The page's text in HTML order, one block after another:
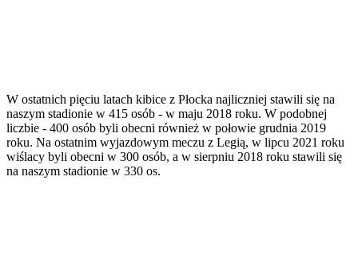
W ostatnich pięciu latach kibice z Płocka najliczniej stawili się na
naszym stadionie w 415 osób - w maju 2018 roku. W podobnej
liczbie - 400 osób byli obecni również w połowie grudnia 2019
roku. Na ostatnim wyjazdowym meczu z Legią, w lipcu 2021 roku
wiślacy byli obecni w 300 osób, a w sierpniu 2018 roku stawili się
na naszym stadionie w 330 os.